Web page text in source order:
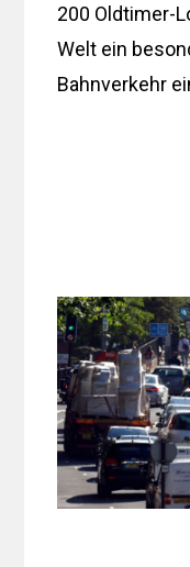
200 Oldtimer-
Welt ein
Bahnverkehr